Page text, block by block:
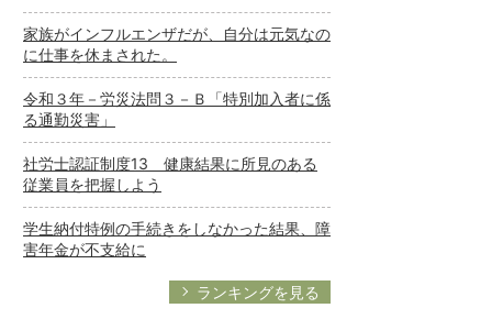
家族がインフルエンザだが、自分は元気なの
に仕事を休まされた。
令和３年－労災法問３－Ｂ「特別加入者に係
る通勤災害」
社労士認証制度13 健康結果に所見のある
従業員を把握しよう
学生納付特例の手続きをしなかった結果、障
害年金が不支給に
ランキングを見る